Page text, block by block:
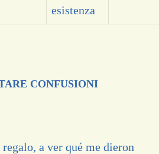
esistenza
CONFUSIONI
a ver qué me dieron